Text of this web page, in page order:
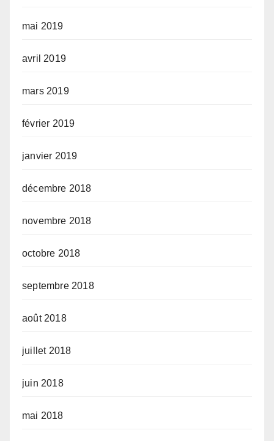
mai 2019
avril 2019
mars 2019
février 2019
janvier 2019
décembre 2018
novembre 2018
octobre 2018
septembre 2018
août 2018
juillet 2018
juin 2018
mai 2018